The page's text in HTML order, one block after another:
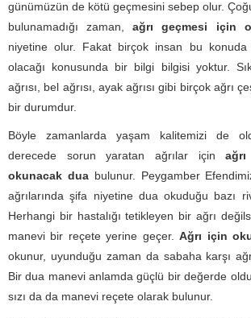
günümüzün de kötü geçmesini sebep olur.
bulunamadığı zaman,ağrı geçmesi için
niyetine olur. Fakat birçok insan bu konuda
olacağı konusunda bir bilgi bilgisi yoktur.
ağrısı, bel ağrısı, ayak ağrısı gibi birçok ağrı
bir durumdur.
Böyle zamanlarda yaşam kalitemizi de
derecede sorun yaratan ağrılar için
okunacak dua bulunur. Peygamber
ağrılarında şifa niyetine dua okuduğu bazı
Herhangi bir hastalığı tetikleyen bir ağrı
manevi bir reçete yerine geçer.Ağrı için
okunur, uyunduğu zaman da sabaha karşı
Bir dua manevi anlamda güçlü bir değerde
sızı da da manevi reçete olarak bulunur.